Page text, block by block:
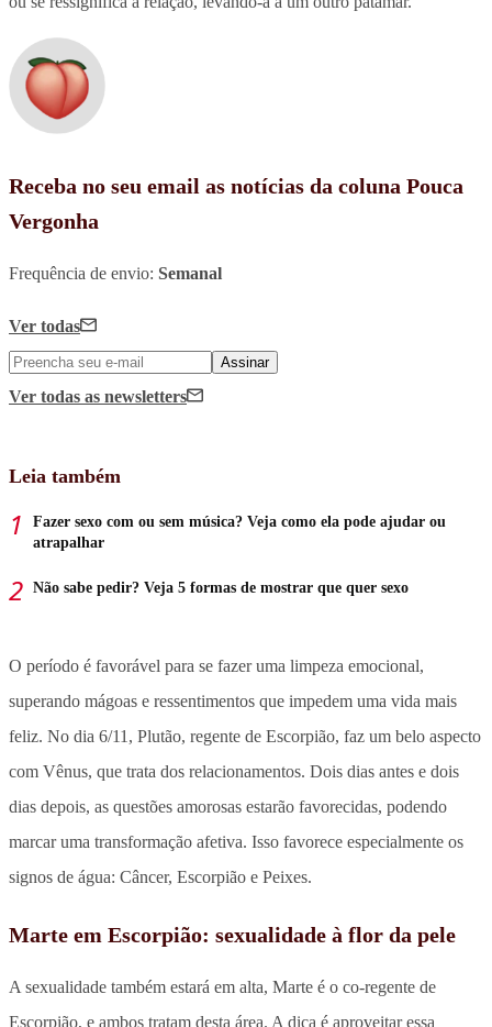
Receba no seu email as notícias da coluna Pouca
Vergonha
Frequência de envio: Semanal
Ver todas
Assinar
Ver todas as newsletters
Leia também
Fazer sexo com ou sem música? Veja como ela pode ajudar ou
atrapalhar
Não sabe pedir? Veja 5 formas de mostrar que quer sexo
O período é favorável para se fazer uma limpeza emocional,
superando mágoas e ressentimentos que impedem uma vida mais
feliz. No dia 6/11, Plutão, regente de Escorpião, faz um belo aspecto
com Vênus, que trata dos relacionamentos. Dois dias antes e dois
dias depois, as questões amorosas estarão favorecidas, podendo
marcar uma transformação afetiva. Isso favorece especialmente os
signos de água: Câncer, Escorpião e Peixes.
Marte em Escorpião: sexualidade à flor da pele
A sexualidade também estará em alta, Marte é o co-regente de
Escorpião, e ambos tratam desta área. A dica é aproveitar essa